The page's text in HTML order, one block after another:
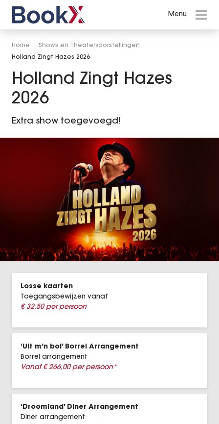
Menu
Home
Shows en Theatervoorstellingen
Holland Zingt Hazes 2026
Holland Zingt Hazes
2026
Extra show toegevoegd!
Losse kaarten
Toegangsbewijzen vanaf
€ 32,50 per persoon
‘Uit m’n bol’ Borrel Arrangement
Borrel arrangement
Vanaf € 266,00 per persoon*
‘Droomland’ Diner Arrangement
Diner arrangement
Menu
Willem van Oranje De Musical
Cirque du Soleil - KURIOS
Holland Zingt Hazes 2026
Disney in Concert
WEST SIDE STORY
Elisabeth
Malle Babbe De Rob de Nijs Musical
Chèri Chèri
VEGAS Magic
Dinnershow Grandeur
DeLaMar